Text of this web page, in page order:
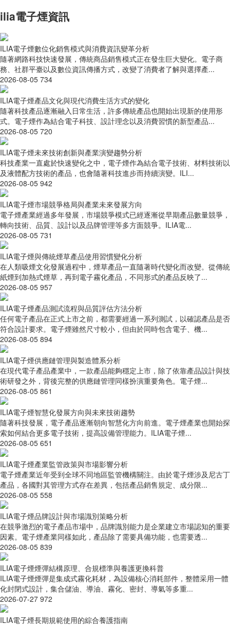
ilia電子煙資訊
ILIA電子煙數位化銷售模式與消費資訊變革分析
隨著網路科技快速發展，傳統商品銷售模式正在發生巨大變化。電子商
務、社群平臺以及數位資訊傳播方式，改變了消費者了解與選擇產...
2026-08-05 734
ILIA電子煙產品文化與現代消費生活方式的變化
隨著科技產品逐漸融入日常生活，許多傳統產品也開始出現新的使用形
式。電子煙作為結合電子科技、設計理念以及消費習慣的新型產品...
2026-08-05 720
ILIA電子煙未來技術創新與產業演變趨勢分析
科技產業一直處於快速變化之中，電子煙作為結合電子技術、材料技術以
及液體配方技術的產品，也會隨著科技進步而持續演變。ILI...
2026-08-05 942
ILIA電子煙市場競爭格局與產業未來發展方向
電子煙產業經過多年發展，市場競爭模式已經逐漸從早期產品數量競爭，
轉向技術、品質、設計以及品牌管理等多方面競爭。ILIA電...
2026-08-05 731
ILIA電子煙與傳統煙草產品使用習慣變化分析
在人類吸煙文化發展過程中，煙草產品一直隨著時代變化而改變。從傳統
紙煙到加熱式煙草，再到電子霧化產品，不同形式的產品反映了...
2026-08-05 957
ILIA電子煙產品測試流程與品質評估方法分析
任何電子產品在正式上市之前，都需要經過一系列測試，以確認產品是否
符合設計要求。電子煙雖然尺寸較小，但由於同時包含電子、機...
2026-08-05 894
ILIA電子煙供應鏈管理與製造體系分析
在現代電子產品產業中，一款產品能夠穩定上市，除了依靠產品設計與技
術研發之外，背後完整的供應鏈管理同樣扮演重要角色。電子煙...
2026-08-05 861
ILIA電子煙智慧化發展方向與未來技術趨勢
隨著科技發展，電子產品逐漸朝向智慧化方向前進。電子煙產業也開始探
索如何結合更多電子技術，提高設備管理能力。ILIA電子煙...
2026-08-05 651
ILIA電子煙產業監管政策與市場影響分析
電子煙產業近年受到全球不同地區監管機構關注。由於電子煙涉及尼古丁
產品，各國對其管理方式存在差異，包括產品銷售規定、成分限...
2026-08-05 558
ILIA電子煙品牌設計與市場識別策略分析
在競爭激烈的電子產品市場中，品牌識別能力是企業建立市場認知的重要
因素。電子煙產業同樣如此，產品除了需要具備功能，也需要透...
2026-08-05 839
ILIA電子煙煙彈結構原理、合規標準與養護更換科普
ILIA電子煙煙彈是集成式霧化耗材，為設備核心消耗部件，整體采用一體
化封閉式設計，集合儲油、導油、霧化、密封、導氣等多重...
2026-07-27 972
ILIA電子煙長期規範使用的綜合養護指南